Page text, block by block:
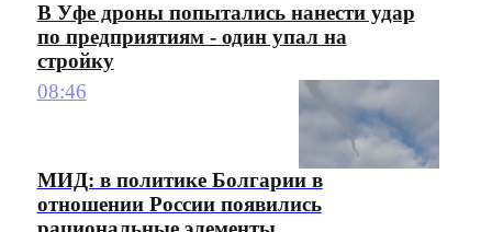
В Уфе дроны попытались нанести удар
по предприятиям - один упал на
стройку
08:46
МИД: в политике Болгарии в
отношении России появились